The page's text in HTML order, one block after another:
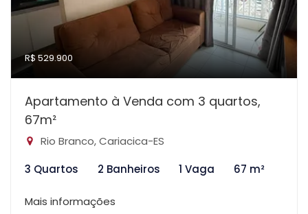
R$ 529.900
Apartamento à Venda com 3 quartos,
67m²
Rio Branco, Cariacica-ES
3 Quartos
2 Banheiros 1 Vaga 67 m²
Mais informações